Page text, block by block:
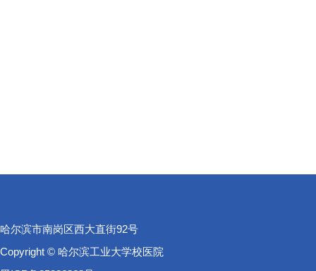
哈尔滨市南岗区西大直街92号
Copyright © 哈尔滨工业大学校医院